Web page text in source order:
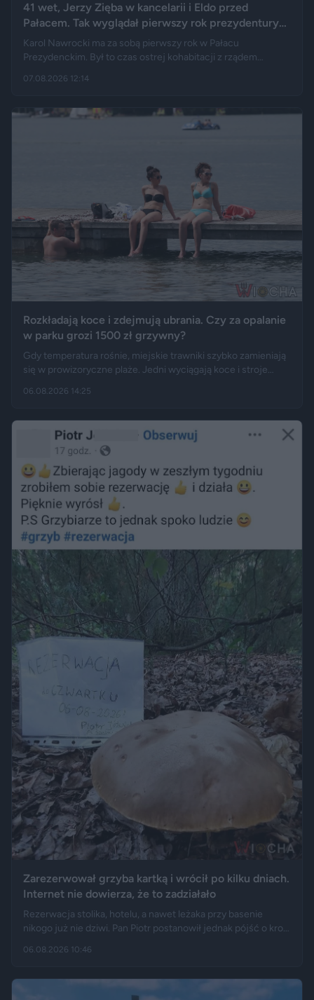
41 wet, Jerzy Zięba w kancelarii i Eldo przed
Pałacem. Tak wyglądał pierwszy rok prezydentury
Karola Nawrockiego
Karol Nawrocki ma za sobą pierwszy rok w Pałacu
Prezydenckim. Był to czas ostrej kohabitacji z rządem
brakowało też wydarzeń z zupełnie innej kategorii: w
uświetnił występ rapera, Eldo. Pierwszy rok prezydentury
podsumowują m.in. Fakt, Demagog, „Gazeta Wyborcza” i „Do
07.08.2026 12:14
Rozkładają koce i zdejmują ubrania. Czy za opalanie
w parku grozi 1500 zł grzywny?
Gdy temperatura rośnie, miejskie trawniki szybko zamieniają
się w prowizoryczne plaże. Jedni wyciągają koce i stroje
legalne. Jak opisują Gazeta.pl i „Rzeczpospolita”, samo
przez nagość, złamanie regulaminu parku albo zajęcie
trawnika, który nie został przeznaczony do rekreacji.
06.08.2026 14:25
Zarezerwował grzyba kartką i wrócił po kilku dniach.
Internet nie dowierza, że to zadziałało
Rezerwacja stolika, hotelu, a nawet leżaka przy basenie
nikogo już nie dziwi. Pan Piotr postanowił jednak pójść o krok
„Fakt”, po kilku dniach wrócił w to samo miejsce i odkrył, że
06.08.2026 10:46